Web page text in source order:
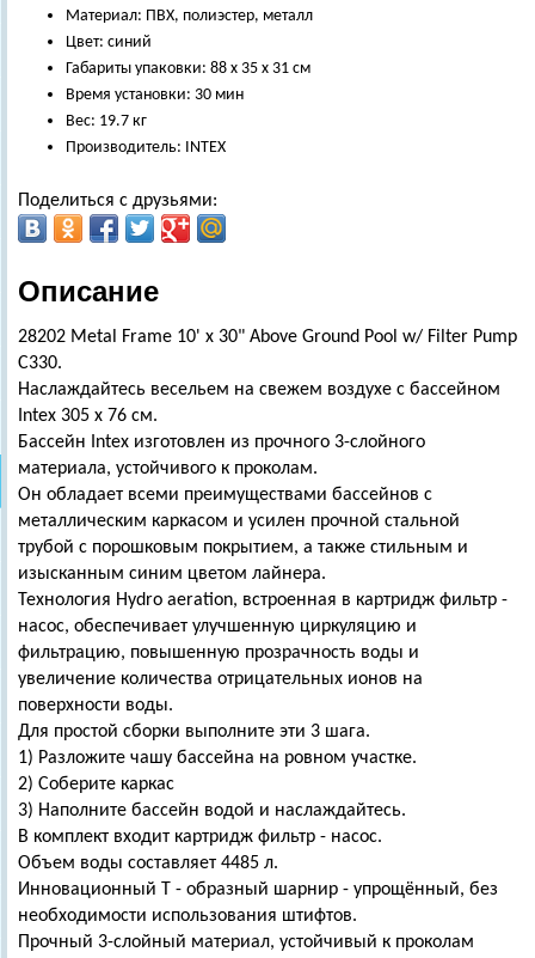
Материал: ПВХ, полиэстер, металл
Цвет: синий
Габариты упаковки: 88 х 35 х 31 см
Время установки: 30 мин
Вес: 19.7 кг
Производитель: INTEX
Поделиться с друзьями:
Описание
28202 Metal Frame 10' x 30" Above Ground Pool w/ Filter Pump
C330.
Наслаждайтесь весельем на свежем воздухе с бассейном
Intex 305 х 76 см.
Бассейн Intex изготовлен из прочного 3-слойного
материала, устойчивого к проколам.
Он обладает всеми преимуществами бассейнов с
металлическим каркасом и усилен прочной стальной
трубой с порошковым покрытием, а также стильным и
изысканным синим цветом лайнера.
Технология Hydro aeration, встроенная в картридж фильтр -
насос, обеспечивает улучшенную циркуляцию и
фильтрацию, повышенную прозрачность воды и
увеличение количества отрицательных ионов на
поверхности воды.
Для простой сборки выполните эти 3 шага.
1) Разложите чашу бассейна на ровном участке.
2) Соберите каркас
3) Наполните бассейн водой и наслаждайтесь.
В комплект входит картридж фильтр - насос.
Объем воды составляет 4485 л.
Инновационный Т - образный шарнир - упрощённый, без
необходимости использования штифтов.
Прочный 3-слойный материал, устойчивый к проколам